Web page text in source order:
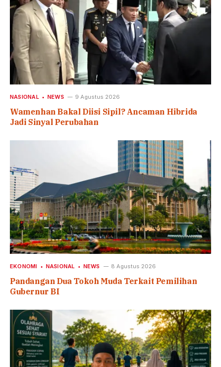
NASIONAL NEWS 9 Agustus 2026
Wamenhan Bakal Diisi Sipil? Ancaman Hibrida
Jadi Sinyal Perubahan
EKONOMI NASIONAL NEWS 8 Agustus 2026
Pandangan Dua Tokoh Muda Terkait Pemilihan
Gubernur BI